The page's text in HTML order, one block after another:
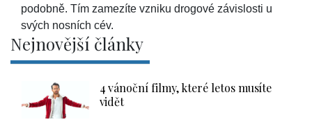
podobně. Tím zamezíte vzniku drogové závislosti u
svých nosních cév.
Nejnovější články
4 vánoční filmy, které letos musíte
vidět